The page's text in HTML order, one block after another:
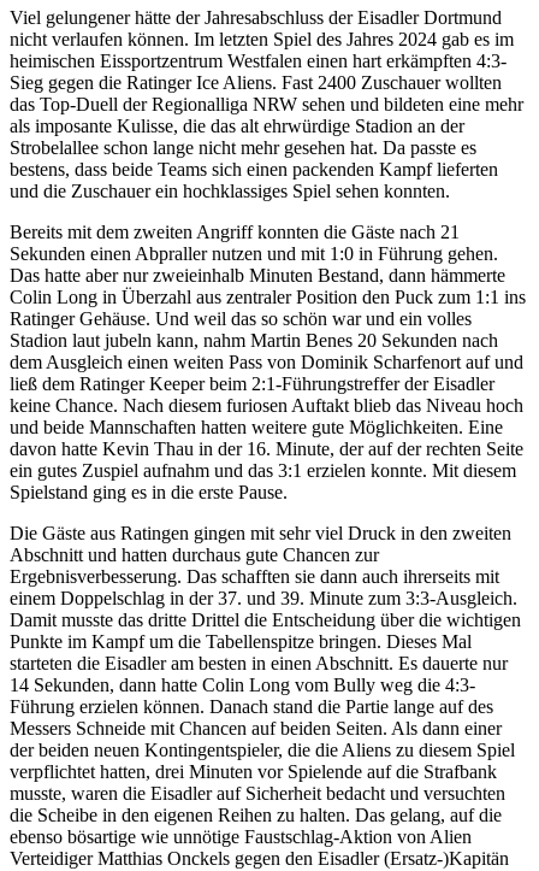
Viel gelungener hätte der Jahresabschluss der Eisadler Dortmund
nicht verlaufen können. Im letzten Spiel des Jahres 2024 gab es im
heimischen Eissportzentrum Westfalen einen hart erkämpften 4:3-
Sieg gegen die Ratinger Ice Aliens. Fast 2400 Zuschauer wollten
das Top-Duell der Regionalliga NRW sehen und bildeten eine mehr
als imposante Kulisse, die das alt ehrwürdige Stadion an der
Strobelallee schon lange nicht mehr gesehen hat. Da passte es
bestens, dass beide Teams sich einen packenden Kampf lieferten
und die Zuschauer ein hochklassiges Spiel sehen konnten.
Bereits mit dem zweiten Angriff konnten die Gäste nach 21
Sekunden einen Abpraller nutzen und mit 1:0 in Führung gehen.
Das hatte aber nur zweieinhalb Minuten Bestand, dann hämmerte
Colin Long in Überzahl aus zentraler Position den Puck zum 1:1 ins
Ratinger Gehäuse. Und weil das so schön war und ein volles
Stadion laut jubeln kann, nahm Martin Benes 20 Sekunden nach
dem Ausgleich einen weiten Pass von Dominik Scharfenort auf und
ließ dem Ratinger Keeper beim 2:1-Führungstreffer der Eisadler
keine Chance. Nach diesem furiosen Auftakt blieb das Niveau hoch
und beide Mannschaften hatten weitere gute Möglichkeiten. Eine
davon hatte Kevin Thau in der 16. Minute, der auf der rechten Seite
ein gutes Zuspiel aufnahm und das 3:1 erzielen konnte. Mit diesem
Spielstand ging es in die erste Pause.
Die Gäste aus Ratingen gingen mit sehr viel Druck in den zweiten
Abschnitt und hatten durchaus gute Chancen zur
Ergebnisverbesserung. Das schafften sie dann auch ihrerseits mit
einem Doppelschlag in der 37. und 39. Minute zum 3:3-Ausgleich.
Damit musste das dritte Drittel die Entscheidung über die wichtigen
Punkte im Kampf um die Tabellenspitze bringen. Dieses Mal
starteten die Eisadler am besten in einen Abschnitt. Es dauerte nur
14 Sekunden, dann hatte Colin Long vom Bully weg die 4:3-
Führung erzielen können. Danach stand die Partie lange auf des
Messers Schneide mit Chancen auf beiden Seiten. Als dann einer
der beiden neuen Kontingentspieler, die die Aliens zu diesem Spiel
verpflichtet hatten, drei Minuten vor Spielende auf die Strafbank
musste, waren die Eisadler auf Sicherheit bedacht und versuchten
die Scheibe in den eigenen Reihen zu halten. Das gelang, auf die
ebenso bösartige wie unnötige Faustschlag-Aktion von Alien
Verteidiger Matthias Onckels gegen den Eisadler (Ersatz-)Kapitän